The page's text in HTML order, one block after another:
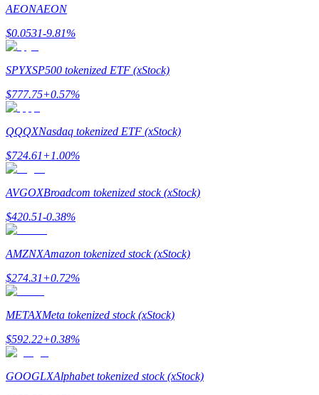
Gagnez quotidiennement des récompenses compétitives
Jalonnement
AEONAEON
$0.0531-9.81%
SPYXSP500 tokenized ETF (xStock)
$777.75+0.57%
QQQXNasdaq tokenized ETF (xStock)
$724.61+1.00%
AVGOXBroadcom tokenized stock (xStock)
$420.51-0.38%
AMZNXAmazon tokenized stock (xStock)
$274.31+0.72%
METAXMeta tokenized stock (xStock)
$592.22+0.38%
GOOGLXAlphabet tokenized stock (xStock)